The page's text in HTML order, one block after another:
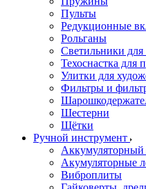
Пульты
Редукционные
Рольганы
Светильники для
Техоснастка для
Улитки для
Фильтры и
Шестерни
Щётки
Ручной инструмент
Аккумуляторный
Акумуляторные
Виброплиты